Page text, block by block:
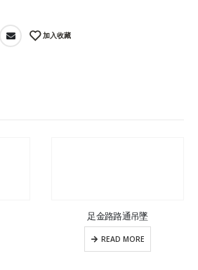
加入收藏
足金路路通吊墜
READ MORE